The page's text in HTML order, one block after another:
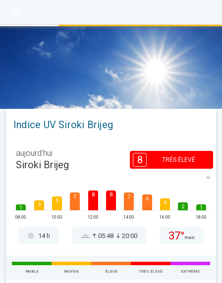
Indice UV Siroki Brijeg
aujourd'hui
Siroki Brijeg 8 TRÉS ÉLEVÉ
1
08:00
3
5
10:00
7 8
12:00
8 7
14:00
6
4
16:00
2 1
18:00
14 h 05:48 20:00 37° maxi
FAIBLE MOYEN ÉLEVÉ TRÉS ÉLEVÉ EXTRÊME